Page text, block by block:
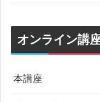
オンライン講
本講座